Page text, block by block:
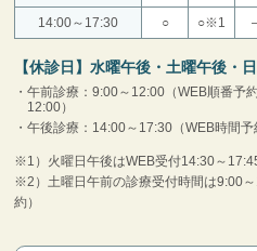
14:00～17:30 ○ ○※1
【休診日】水曜午後・土曜午後・
午前診療：9:00～12:00（WEB順番予
12:00）
午後診療：14:00～17:30（WEB時間予
※1）火曜日午後はWEB受付14:30～
※2）土曜日午前の診療受付時間は9:00
約）